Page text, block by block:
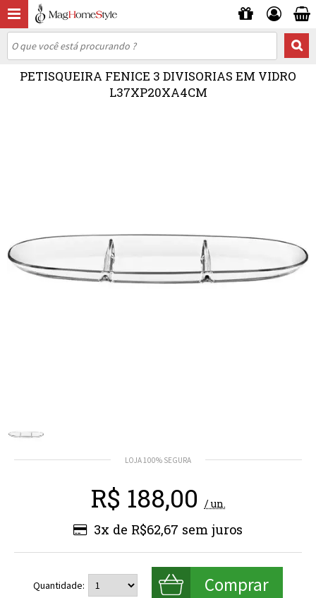
PETISQUEIRA FENICE 3 DIVISORIAS EM VIDRO
L37XP20XA4CM
R$ 188,00 / un.
3x de R$62,67
Quantidade: